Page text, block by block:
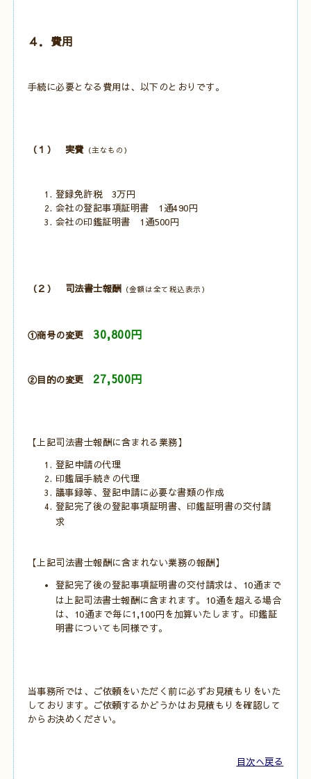
４．費用
手続に必要となる費用は、以下のとおりです。
（１） 実費（主なもの）
登録免許税 3万円
会社の登記事項証明書 1通490円
会社の印鑑証明書 1通500円
（２） 司法書士報酬 （金額は全て税込表示）
①商号の変更 30,800円
②目的の変更 27,500円
【上記司法書士報酬に含まれる業務】
登記申請の代理
印鑑届手続きの代理
議事録等、登記申請に必要な書類の作成
登記完了後の登記事項証明書、印鑑証明書の交付請
求
【上記司法書士報酬に含まれない業務の報酬】
登記完了後の登記事項証明書の交付請求は、10通まで
は上記司法書士報酬に含まれます。10通を超える場合
は、10通まで毎に1,100円を加算いたします。印鑑証
明書についても同様です。
当事務所では、ご依頼をいただく前に必ずお見積もりをいた
しております。 ご依頼するかどうかはお見積もりを確認して
からお決めください。
目次へ戻る